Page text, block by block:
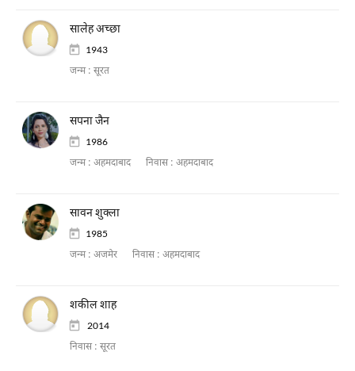
सालेह अच्छा
1943
जन्म : सूरत
सपना जैन
1986
जन्म : अहमदाबाद निवास : अहमदाबाद
सावन शुक्ला
1985
जन्म : अजमेर निवास : अहमदाबाद
शकील शाह
2014
निवास : सूरत